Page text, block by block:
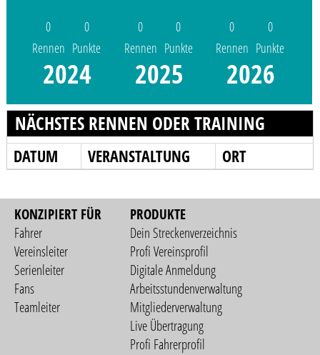
0
Rennen
0
Punkte
2024
0
Rennen
0
Punkte
2025
0
Rennen
0
Punkte
2026
NÄCHSTES RENNEN ODER TRAINING
DATUM VERANSTALTUNG ORT
KONZIPIERT FÜR
Fahrer
Vereinsleiter
Serienleiter
Fans
Teamleiter
PRODUKTE
Dein Streckenverzeichnis
Profi Vereinsprofil
Digitale Anmeldung
Arbeitsstundenverwaltung
Mitgliederverwaltung
Live Übertragung
Profi Fahrerprofil